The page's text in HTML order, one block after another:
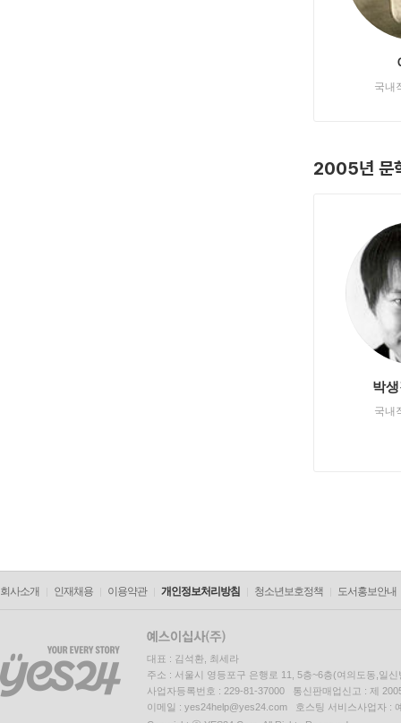
국내
2005년 문
박
국내
회사소개 인재채용 이용약관 개인정보처리방침 청소년보호정책 도서홍보안내
대표 : 김석환, 최세라
주소 : 서울시 영등포구 은행로 11, 5층~6층(여의도동,일신
사업자등록번호 : 229-81-37000 통신판매업신고 : 제
이메일 : yes24help@yes24.com 호스팅 서비스사업자 :